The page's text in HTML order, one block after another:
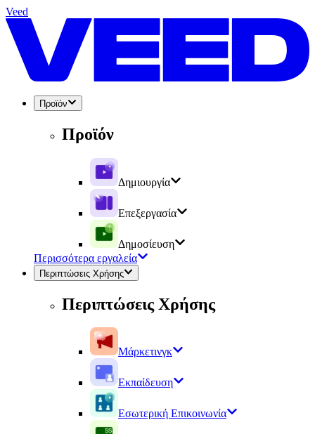
Veed
Προϊόν
Προϊόν
Δημιουργία
Επεξεργασία
Δημοσίευση
Περισσότερα εργαλεία
Περιπτώσεις Χρήσης
Περιπτώσεις Χρήσης
Μάρκετινγκ
Εκπαίδευση
Εσωτερική Επικοινωνία